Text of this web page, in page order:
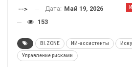
--> Дата: Май 19, 2026
153
BI.ZONE ИИ-ассистенты
Управление рисками